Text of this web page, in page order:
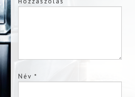
Név*